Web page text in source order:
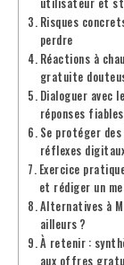
Risques
perdre
Réactions à
gratuite
Dialoguer avec
réponses fiables
Se protéger
réflexes
Exercice
et rédiger un
Alternatives à
ailleurs ?
À retenir :
aux offres